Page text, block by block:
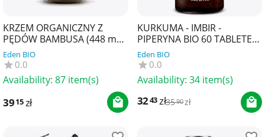
KRZEM ORGANICZNY Z
PĘDÓW BAMBUSA (448 mg)
BEZGLUTENOWY 60
KAPSUŁEK - PHARMOVIT
(CLEAN L...
Eden BIO
0.0
Availability: 87 item(s)
3915zł
KURKUMA - IMBIR -
PIPERYNA BIO 60 TABLETEK
- DIET-FOOD
Eden BIO
0.0
Availability: 34 item(s)
3243zł3590zł